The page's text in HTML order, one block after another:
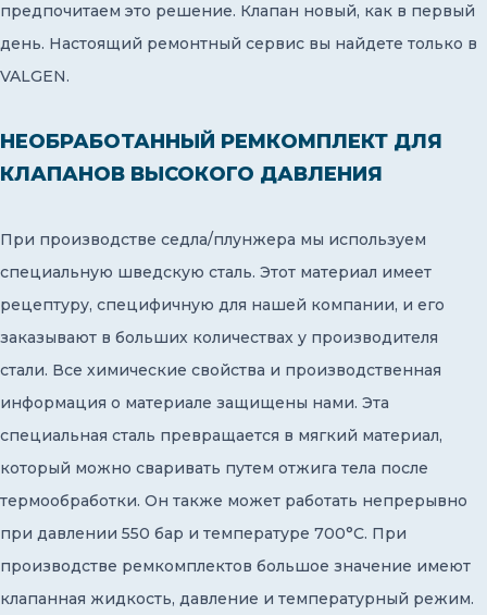
предпочитаем это решение. Клапан новый, как в первый
день. Настоящий ремонтный сервис вы найдете только в
VALGEN.
НЕОБРАБОТАННЫЙ РЕМКОМПЛЕКТ ДЛЯ
КЛАПАНОВ ВЫСОКОГО ДАВЛЕНИЯ
При производстве седла/плунжера мы используем
специальную шведскую сталь. Этот материал имеет
рецептуру, специфичную для нашей компании, и его
заказывают в больших количествах у производителя
стали. Все химические свойства и производственная
информация о материале защищены нами. Эта
специальная сталь превращается в мягкий материал,
который можно сваривать путем отжига тела после
термообработки. Он также может работать непрерывно
при давлении 550 бар и температуре 700°C. При
производстве ремкомплектов большое значение имеют
клапанная жидкость, давление и температурный режим.